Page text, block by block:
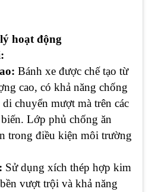
hoạt động
Bánh xe được chế tạo từ
cao, có khả năng chống
chuyển mượt mà trên các
Lớp phủ chống ăn
trong điều kiện môi trường
Sử dụng xích thép hợp kim
vượt trội và khả năng